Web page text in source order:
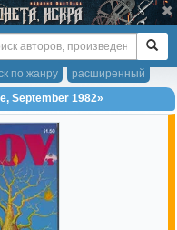
расширенный
по жанру
September 1982»